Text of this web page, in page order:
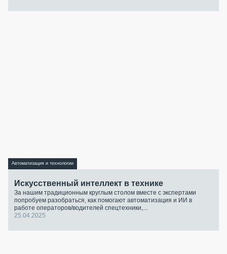
Автоматизация и технологии
Искусственный интеллект в технике
За нашим традиционным круглым столом вместе с экспертами
попробуем разобраться, как помогают автоматизация и ИИ в
работе операторов/водителей спецтехники,...
25.04.2025